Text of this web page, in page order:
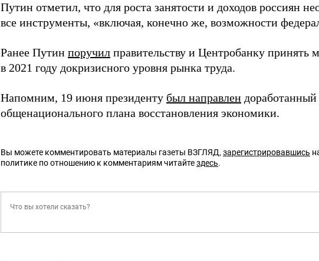
Путин отметил, что для роста занятости и доходов россиян
все инструменты, «включая, конечно же, возможности
Ранее Путин поручил правительству и Центробанку принять
в 2021 году докризисного уровня рынка труда.
Напомним, 19 июня президенту был направлен доработанный
общенационального плана восстановления экономики.
Вы можете комментировать материалы газеты ВЗГЛЯД, зарегистрировавшись
политике по отношению к комментариям читайтездесь.